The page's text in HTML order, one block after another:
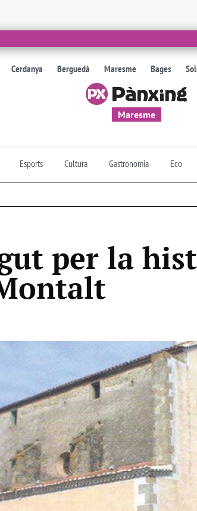
Cerdanya Berguedà Maresme Bages
Maresme
Esports Cultura Gastronomia Eco
per la